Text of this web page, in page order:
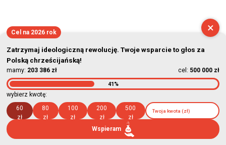
×
Cel na 2026 rok
Zatrzymaj ideologiczną rewolucję. Twoje wsparcie to głos za
Polską chrześcijańską!
mamy: 203 386 zł cel: 500 000 zł
41%
wybierz kwotę:
60
zł
80
zł
100
zł
200
zł
500
zł
Wspieram